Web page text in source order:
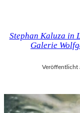
Stephan Kaluza in
Galerie
Veröffentlicht